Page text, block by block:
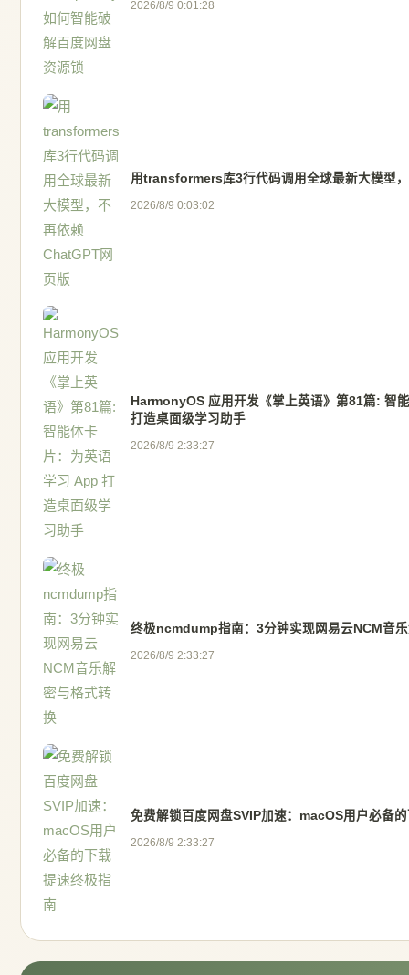
2026/8/9 0:01:28
用transformers库3行代码调用全球最新大模型
2026/8/9 0:03:02
HarmonyOS 应用开发《掌上英语》第81篇: 智
打造桌面级学习助手
2026/8/9 2:33:27
终极ncmdump指南：3分钟实现网易云NCM音
2026/8/9 2:33:27
免费解锁百度网盘SVIP加速：macOS用户必备
2026/8/9 2:33:27